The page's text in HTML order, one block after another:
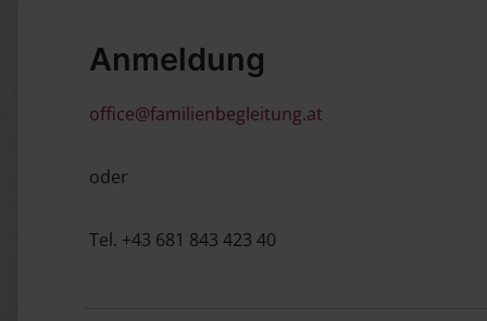
Anmeldung
office@familienbegleitung.at
oder
Tel. +43 681 843 423 40